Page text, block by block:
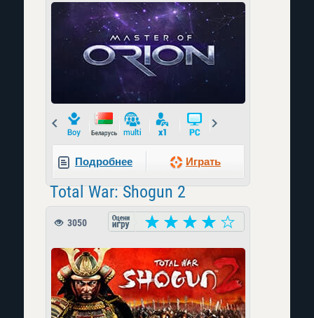
Prev
Подробнее Играть
Total War: Shogun 2
3050